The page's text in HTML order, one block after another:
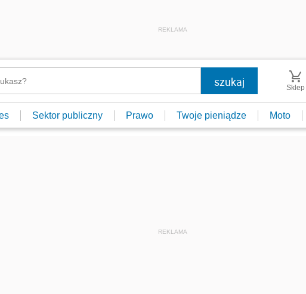
REKLAMA
Sklep
Sektor publiczny Prawo Twoje pieniądze Moto